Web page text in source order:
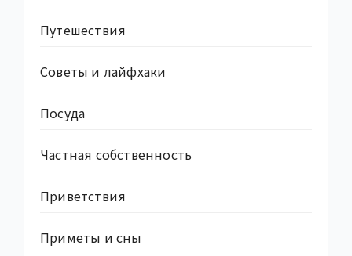
Путешествия
Советы и лайфхаки
Посуда
Частная собственность
Приветствия
Приметы и сны